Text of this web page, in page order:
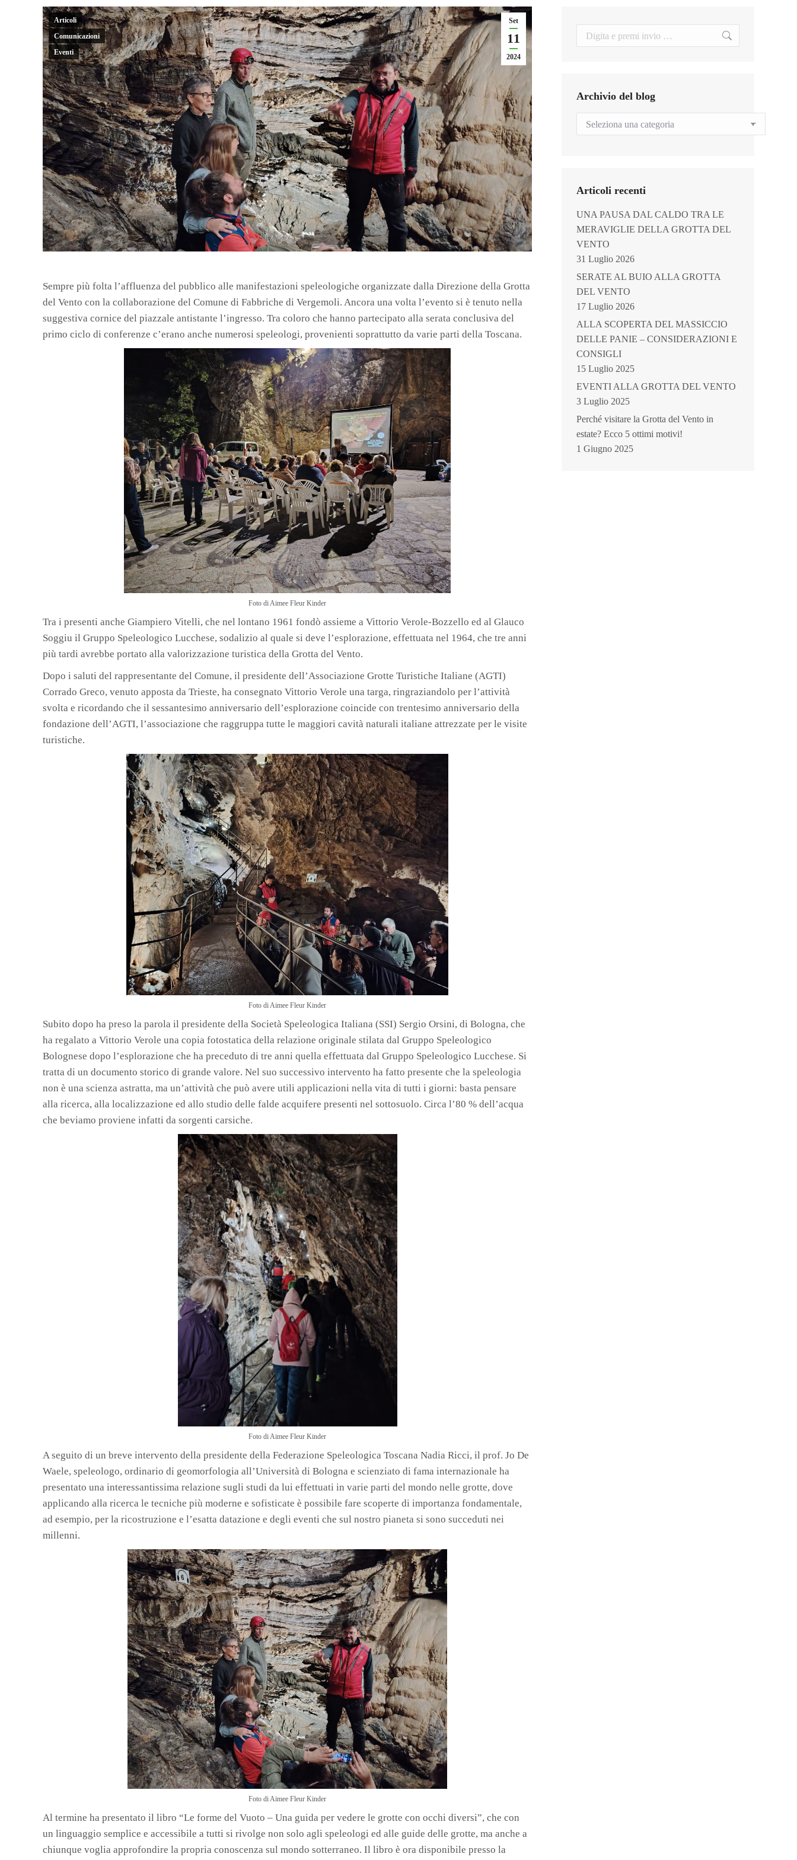
Set
11
2024
Articoli
Comunicazioni
Eventi
Sempre più folta l’affluenza del pubblico alle manifestazioni speleologiche organizzate dalla Direzione della Grotta
del Vento con la collaborazione del Comune di Fabbriche di Vergemoli. Ancora una volta l’evento si è tenuto nella
suggestiva cornice del piazzale antistante l’ingresso. Tra coloro che hanno partecipato alla serata conclusiva del
primo ciclo di conferenze c’erano anche numerosi speleologi, provenienti soprattutto da varie parti della Toscana.
Foto di Aimee Fleur Kinder
Tra i presenti anche Giampiero Vitelli, che nel lontano 1961 fondò assieme a Vittorio Verole-Bozzello ed al Glauco
Soggiu il Gruppo Speleologico Lucchese, sodalizio al quale si deve l’esplorazione, effettuata nel 1964, che tre anni
più tardi avrebbe portato alla valorizzazione turistica della Grotta del Vento.
Dopo i saluti del rappresentante del Comune, il presidente dell’Associazione Grotte Turistiche Italiane (AGTI)
Corrado Greco, venuto apposta da Trieste, ha consegnato Vittorio Verole una targa, ringraziandolo per l’attività
svolta e ricordando che il sessantesimo anniversario dell’esplorazione coincide con trentesimo anniversario della
fondazione dell’AGTI, l’associazione che raggruppa tutte le maggiori cavità naturali italiane attrezzate per le visite
turistiche.
Foto di Aimee Fleur Kinder
Subito dopo ha preso la parola il presidente della Società Speleologica Italiana (SSI) Sergio Orsini, di Bologna, che
ha regalato a Vittorio Verole una copia fotostatica della relazione originale stilata dal Gruppo Speleologico
Bolognese dopo l’esplorazione che ha preceduto di tre anni quella effettuata dal Gruppo Speleologico Lucchese. Si
tratta di un documento storico di grande valore. Nel suo successivo intervento ha fatto presente che la speleologia
non è una scienza astratta, ma un’attività che può avere utili applicazioni nella vita di tutti i giorni: basta pensare
alla ricerca, alla localizzazione ed allo studio delle falde acquifere presenti nel sottosuolo. Circa l’80 % dell’acqua
che beviamo proviene infatti da sorgenti carsiche.
Foto di Aimee Fleur Kinder
A seguito di un breve intervento della presidente della Federazione Speleologica Toscana Nadia Ricci, il prof. Jo De
Waele, speleologo, ordinario di geomorfologia all’Università di Bologna e scienziato di fama internazionale ha
presentato una interessantissima relazione sugli studi da lui effettuati in varie parti del mondo nelle grotte, dove
applicando alla ricerca le tecniche più moderne e sofisticate è possibile fare scoperte di importanza fondamentale,
ad esempio, per la ricostruzione e l’esatta datazione e degli eventi che sul nostro pianeta si sono succeduti nei
millenni.
Foto di Aimee Fleur Kinder
Al termine ha presentato il libro “Le forme del Vuoto – Una guida per vedere le grotte con occhi diversi”, che con
un linguaggio semplice e accessibile a tutti si rivolge non solo agli speleologi ed alle guide delle grotte, ma anche a
chiunque voglia approfondire la propria conoscenza sul mondo sotterraneo. Il libro è ora disponibile presso la
Search:
Archivio del blog
Archivio
del
Articoli recenti
UNA PAUSA DAL CALDO TRA LE
MERAVIGLIE DELLA GROTTA DEL
VENTO
31 Luglio 2026
SERATE AL BUIO ALLA GROTTA
DEL VENTO
17 Luglio 2026
ALLA SCOPERTA DEL MASSICCIO
DELLE PANIE – CONSIDERAZIONI E
CONSIGLI
15 Luglio 2025
EVENTI ALLA GROTTA DEL VENTO
3 Luglio 2025
Perché visitare la Grotta del Vento in
estate? Ecco 5 ottimi motivi!
1 Giugno 2025